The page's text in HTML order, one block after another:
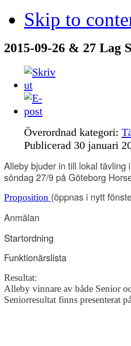
Skip to
2015-09-26 & 27 Lag
Överordnad kategori:
Publicerad 30 januari
Alleby bjuder in till lokal
söndag 27/9 på Göteborg
Proposition (öppnas i nytt
Anmälan
Startordning
Funktionärslista
Resultat:
Alleby vinnare av både Senior
Seniorresultat finns presenterat på